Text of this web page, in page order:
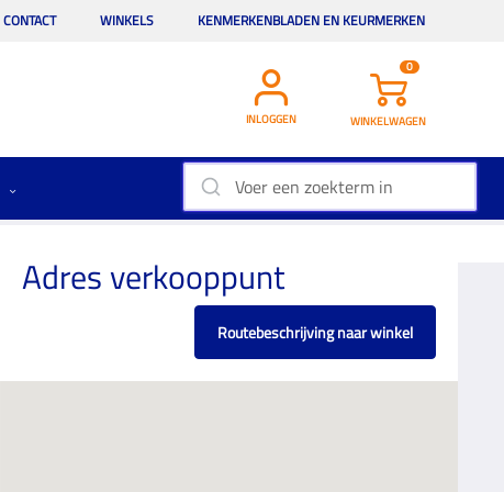
CONTACT WINKELS KENMERKENBLADEN EN KEURMERKEN
INLOGGEN
0
WINKELWAGEN
Adres verkooppunt
Routebeschrijving naar winkel